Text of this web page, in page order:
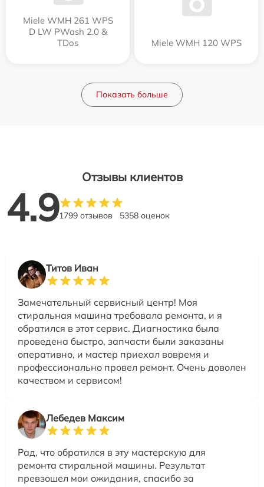
Miele WMH 261 WPS
D LW PWash 2.0 &
TDos
Miele WMH 120 WPS
Показать больше
Отзывы клиентов
4.91799 отзывов 5358 оценок
Титов Иван
Замечательный сервисный центр! Моя
стиральная машина требовала ремонта, и я
обратился в этот сервис. Диагностика была
проведена быстро, запчасти были заказаны
оперативно, и мастер приехал вовремя и
профессионально провел ремонт. Очень доволен
качеством и сервисом!
Лебедев Максим
Рад, что обратился в эту мастерскую для
ремонта стиральной машины. Результат
превзошел мои ожидания, спасибо за